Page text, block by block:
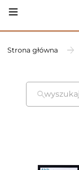
Strona główna